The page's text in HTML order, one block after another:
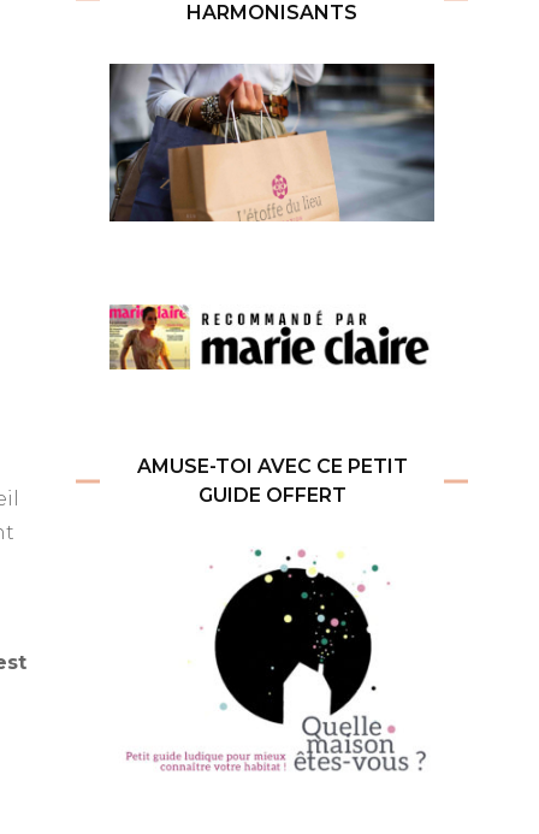
HARMONISANTS
AMUSE-TOI AVEC CE PETIT
GUIDE OFFERT